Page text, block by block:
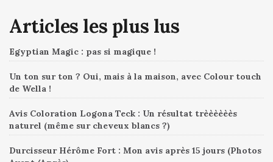
Articles les plus lus
Egyptian Magic : pas si magique !
Un ton sur ton ? Oui, mais à la maison, avec Colour touch
de Wella !
Avis Coloration Logona Teck : Un résultat trèèèèèès
naturel (même sur cheveux blancs ?)
Durcisseur Hérôme Fort : Mon avis après 15 jours (Photos